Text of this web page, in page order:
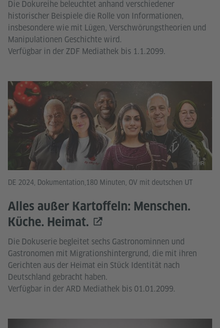
Die Dokureihe beleuchtet anhand verschiedener
historischer Beispiele die Rolle von Informationen,
insbesondere wie mit Lügen, Verschwörungstheorien und
Manipulationen Geschichte wird.
Verfügbar in der ZDF Mediathek bis 1.1.2099.
DE 2024, Dokumentation,180 Minuten, OV mit deutschen UT
Alles außer Kartoffeln: Menschen.
Küche. Heimat.
Die Dokuserie begleitet sechs Gastronominnen und
Gastronomen mit Migrationshintergrund, die mit ihren
Gerichten aus der Heimat ein Stück Identität nach
Deutschland gebracht haben.
Verfügbar in der ARD Mediathek bis 01.01.2099.
© HR